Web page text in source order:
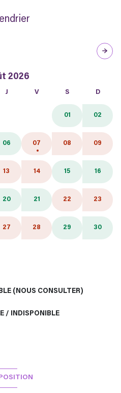
2026
J V S D
01 02
06 07 08 09
13 14 15 16
20 21 22 23
27 28 29 30
(NOUS CONSULTER)
/ INDISPONIBLE